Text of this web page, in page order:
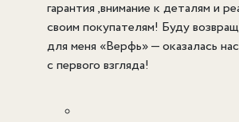
гарантия ,внимание к деталям и
своим покупателям! Буду
для меня «Верфь» — оказалась
с первого взгляда!